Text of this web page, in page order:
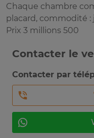
Chaque chambre
placard, commodité
Prix 3 millions 500
Contacter le
Contacter par